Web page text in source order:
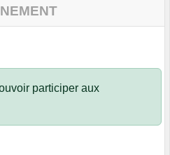
participer aux